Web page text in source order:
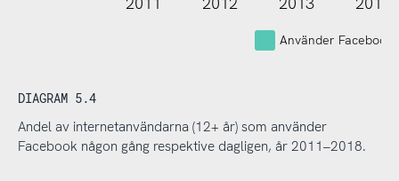
Använder Facebook
DIAGRAM 5.4
Andel av internetanvändarna (12+ år) som använder
Facebook någon gång respektive dagligen, år 2011–2018.